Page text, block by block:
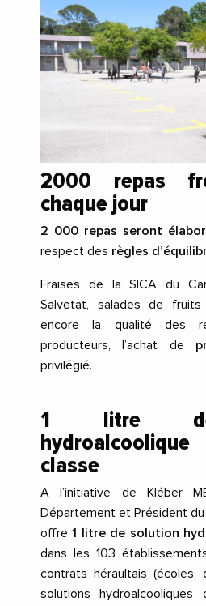
2000 repas
chaque jour
2 000 repas seront
respect des règles
Fraises de la SICA du
Salvetat, salades de
encore la qualité des
producteurs, l’achat de
privilégié.
1 litre de
classe
A l’initiative de Kléber
Département et Président
offre1 litre de solution
dans les 103
contrats héraultais (écoles,
solutions